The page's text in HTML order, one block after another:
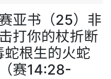
亚书（25）非
打你的杖折断
根生的火蛇
赛14:28-